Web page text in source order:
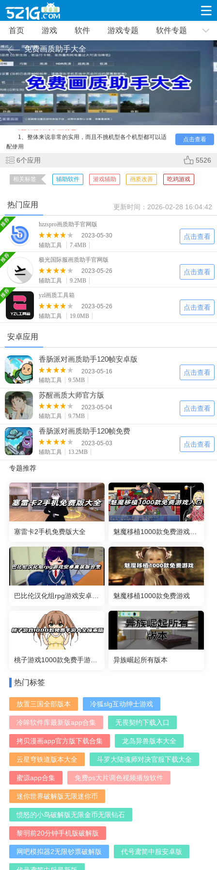
游戏 软件 游戏专题 软件专题 新闻资讯
角色扮演
19335款应用
射击枪战
8694款应用
10014款应用
休闲益智
39351款应用
动作闯关
12968款应用
9188款应用
赛车竞速
卡牌对战
体育运动
音乐舞蹈
手游辅助
mod游戏
587款应用
模拟经营
10773款应用
945款应用
仙侠手游
485款应用
手赚网赚
446款应用
34款应用
三国游戏
3934款应用
像素游戏
701款应用
其他
游戏攻略
63款应用
8款应用
热点新闻
首页 游戏 软件 游戏专题 软件专题
免费画质助手大全
点击查看
免费画质助手大全是小编给大家整理的一个
合集，包含了各种好用的画质改善软件，如hzzspro画质助
手、yzl画质工具箱、pubgtool画质修改器等，这些软件都是非
常好用的辅助软件，游戏的画质还是非常重要的，特别是对于
吃鸡游戏来说，一个好的画质可以帮助玩家更快的找到敌人，
获得更好的游戏体验，喜欢的可以体验。
免费画质助手大全特色
1、整体来说非常的实用，而且不挑机型各个机型都可以适
配使用
开启哦
3、除此之外当然还有其他的别的功能，进入其中去探索就
能发现
置，看得更清晰
5、可以轻松改变画质，一键就可以完成了，和高手竞技更
加畅爽刺激
相关推荐：游戏画质改善软件
6个应用 5526
相关标签 辅助软件 游戏辅助 画质改善 吃鸡游戏
热门应用 更新时间： 2026-02-28 16:04:42
hzzspro画质助手官网版
2023-05-30
辅助工具
7.4MB
点击查看
极光国际服画质助手官网版
2023-05-26
辅助工具
9.2MB
点击查看
yzl画质工具箱
2023-05-26
辅助工具
19.0MB
点击查看
安卓应用
香肠派对画质助手120帧安卓版
2023-05-16
辅助工具
9.5MB
点击查看
苏醒画质大师官方版
2023-05-04
辅助工具
9.7MB
点击查看
香肠派对画质助手120帧免费
2023-05-03
辅助工具
13.2MB
点击查看
专题推荐
塞雷卡2手机免费版大全 魅魔移植1000款免费游戏入口
巴比伦汉化组rpg游戏安卓直装版合集 魅魔移植1000款免费游戏
桃子游戏1000款免费手游大全像素版 异族崛起所有版本
热门标签
放置三国全部版本 冷狐slg互动绅士游戏
冷眸软件库最新版app合集 无畏契约下载入口
拷贝漫画app官方版下载合集 龙岛异兽版本大全
云星穹铁道版本大全 斗罗大陆魂师对决官服下载大全
蜜源app合集 免费ps大片调色视频播放软件
迷你世界破解版无限迷你币
愤怒的小鸟破解版无限金币无限钻石
黎明前20分钟手机版破解版
网吧模拟器2无限钞票破解版 代号鸢简中服安卓版